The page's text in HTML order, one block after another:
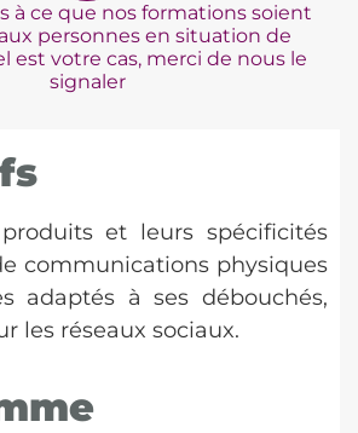
et leurs spécificités
communications physiques
adaptés à ses débouchés,
les réseaux sociaux.
à ce que nos formations soient
personnes en situation de
est votre cas, merci de nous le
signaler